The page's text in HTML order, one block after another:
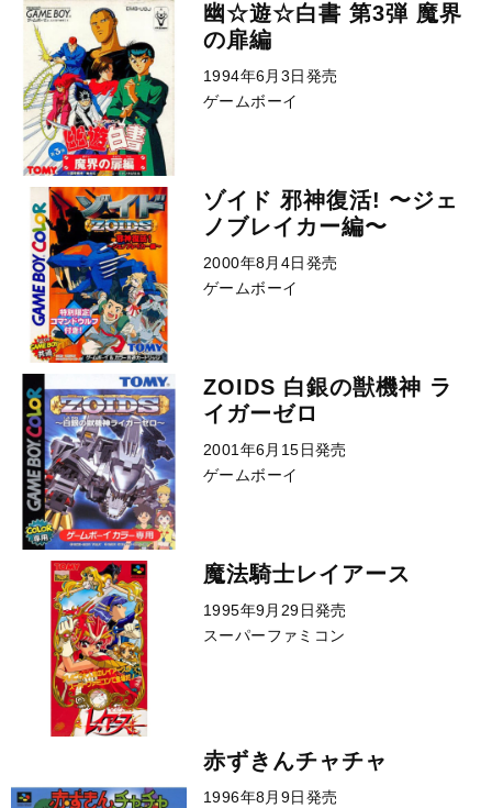
幽☆遊☆白書 第3弾 魔界
の扉編
1994年6月3日発売
ゲームボーイ
ゾイド 邪神復活! 〜ジェ
ノブレイカー編〜
2000年8月4日発売
ゲームボーイ
ZOIDS 白銀の獣機神 ラ
イガーゼロ
2001年6月15日発売
ゲームボーイ
魔法騎士レイアース
1995年9月29日発売
スーパーファミコン
赤ずきんチャチャ
1996年8月9日発売